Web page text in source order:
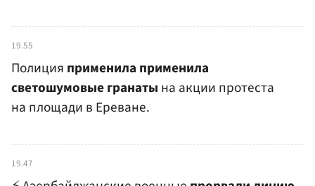
19.55
Полиция применила применила
светошумовые гранаты на акции протеста
на площади в Ереване.
19.47